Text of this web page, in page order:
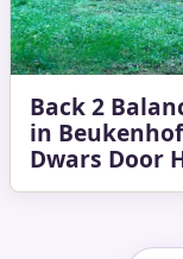
Back 2
in
Dwars Door